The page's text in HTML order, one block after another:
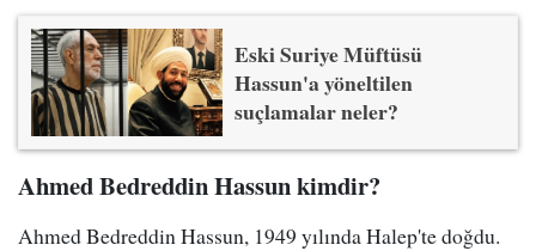
Eski Suriye Müftüsü
Hassun'a yöneltilen
suçlamalar neler?
Ahmed Bedreddin Hassun kimdir?
Ahmed Bedreddin Hassun, 1949 yılında Halep'te doğdu.